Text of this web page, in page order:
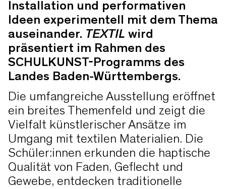
Installation und performativen
Ideen experimentell mit dem Thema
auseinander. TEXTIL wird
präsentiert im Rahmen des
SCHULKUNST-Programms des
Landes Baden-Württembergs.
Die umfangreiche Ausstellung eröffnet
ein breites Themenfeld und zeigt die
Vielfalt künstlerischer Ansätze im
Umgang mit textilen Materialien. Die
Schüler:innen erkunden die haptische
Qualität von Faden, Geflecht und
Gewebe, entdecken traditionelle